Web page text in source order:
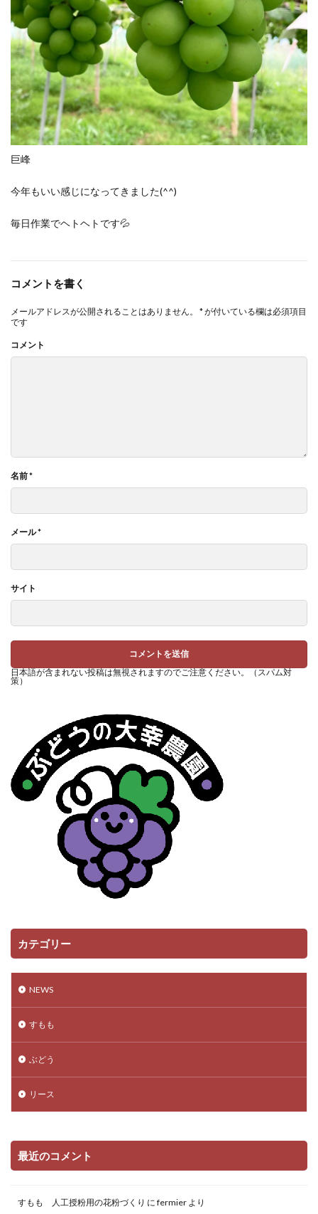
巨峰
今年もいい感じになってきました(^^)
毎日作業でヘトヘトです💦
コメントを書く
メールアドレスが公開されることはありません。 *が付いている欄は必須項目
です
コメント
名前*
メール*
サイト
日本語が含まれない投稿は無視されますのでご注意ください。（スパム対
策）
カテゴリー
NEWS
すもも
ぶどう
リース
最近のコメント
すもも 人工授粉用の花粉づくり に fermier より